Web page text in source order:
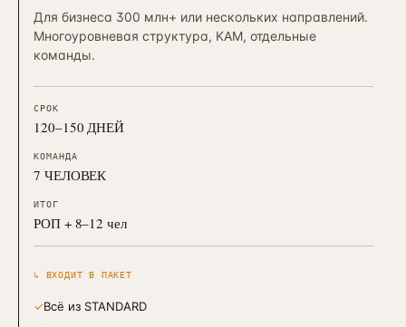
Для бизнеса 300 млн+ или нескольких направлений.
Многоуровневая структура, KAM, отдельные
команды.
СРОК
120–150 ДНЕЙ
КОМАНДА
7 ЧЕЛОВЕК
ИТОГ
РОП + 8–12 чел
↳ ВХОДИТ В ПАКЕТ
✓Всё из STANDARD